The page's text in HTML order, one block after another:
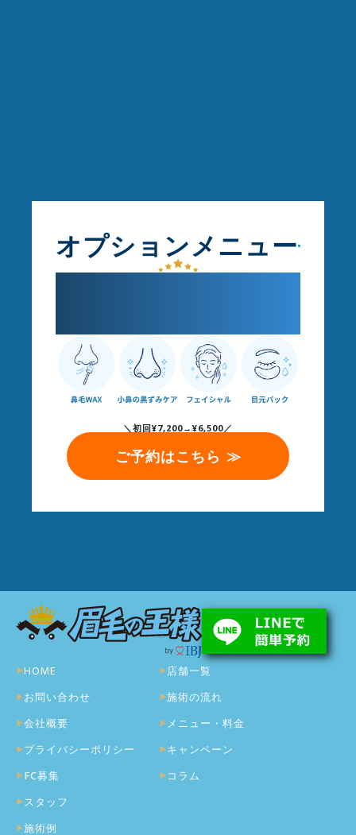
オプションメニュー
＼初回¥7,200→¥6,500／
ご予約はこちら ≫
HOME
お問い合わせ
会社概要
プライバシーポリシー
FC募集
店舗一覧
施術の流れ
メニュー・料金
キャンペーン
コラム
スタッフ
施術例